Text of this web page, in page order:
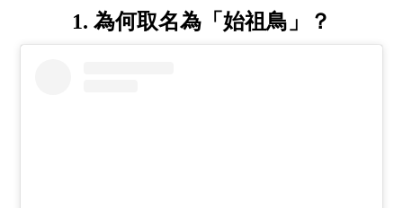
1. 為何取名為「始祖鳥」？